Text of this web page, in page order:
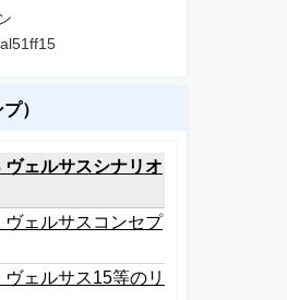
）
ヴェルサスシナリオ
ヴェルサスコンセプ
ヴェルサス15等のリ